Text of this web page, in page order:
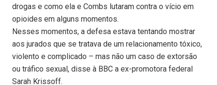
drogas e como ela e Combs lutaram contra o vício em
opioides em alguns momentos.
Nesses momentos, a defesa estava tentando mostrar
aos jurados que se tratava de um relacionamento tóxico,
violento e complicado – mas não um caso de extorsão
ou tráfico sexual, disse à BBC a ex-promotora federal
Sarah Krissoff.